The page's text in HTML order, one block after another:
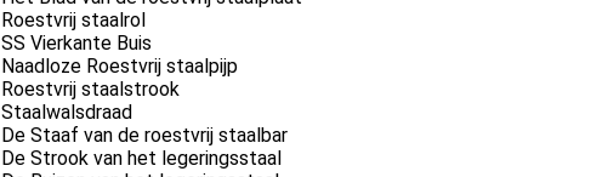
Roestvrij staalrol
SS Vierkante Buis
Naadloze Roestvrij staalpijp
Roestvrij staalstrook
Staalwalsdraad
De Staaf van de roestvrij staalbar
De Strook van het legeringsstaal